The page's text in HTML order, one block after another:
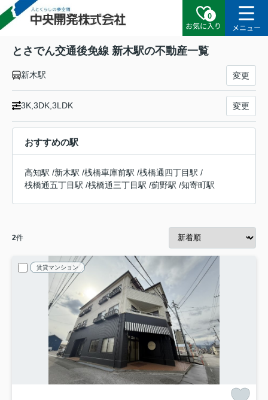
0
お気に入り
メニュー
とさでん交通後免線 新木駅の不動産一覧
新木駅 変更
3K,3DK,3LDK 変更
おすすめの駅
高知駅 /新木駅 /桟橋車庫前駅 /桟橋通四丁目駅 /
桟橋通五丁目駅 /桟橋通三丁目駅 /薊野駅 /知寄町駅
2件
賃貸マンション